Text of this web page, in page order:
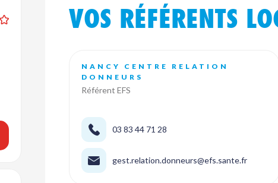
VOS RÉFÉRENTS
NANCY CENTRE RELATION
DONNEURS
Référent EFS
03 83 44 71 28
gest.relation.donneurs@efs.sante.fr